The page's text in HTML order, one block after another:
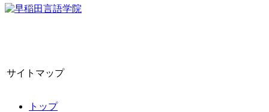
サイトマップ
トップ